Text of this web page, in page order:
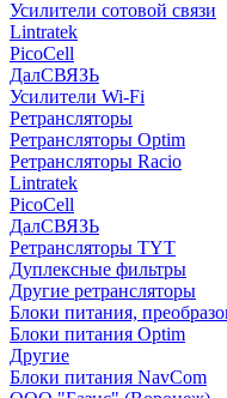
Усилители сотовой связи
Lintratek
PicoCell
ДалСВЯЗЬ
Усилители Wi-Fi
Ретрансляторы
Ретрансляторы Optim
Ретрансляторы Racio
Lintratek
PicoCell
ДалСВЯЗЬ
Ретрансляторы TYT
Дуплексные фильтры
Другие ретрансляторы
Блоки питания,
Блоки питания Optim
Другие
Блоки питания NavCom